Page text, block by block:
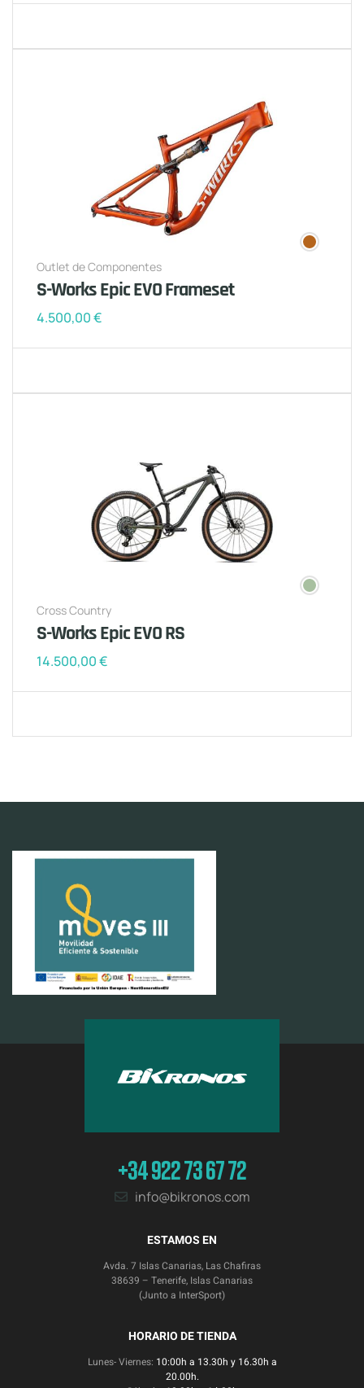
Outlet de Componentes
S-Works Epic EVO Frameset
4.500,00€
Cross Country
S-Works Epic EVO RS
14.500,00€
+34 922 73 67 72
info@bikronos.com
ESTAMOS EN
Avda. 7 Islas Canarias, Las Chafiras
38639 – Tenerife, Islas Canarias
(Junto a InterSport)
HORARIO DE TIENDA
Lunes- Viernes: 10:00h a 13.30h y 16.30h a
20.00h.